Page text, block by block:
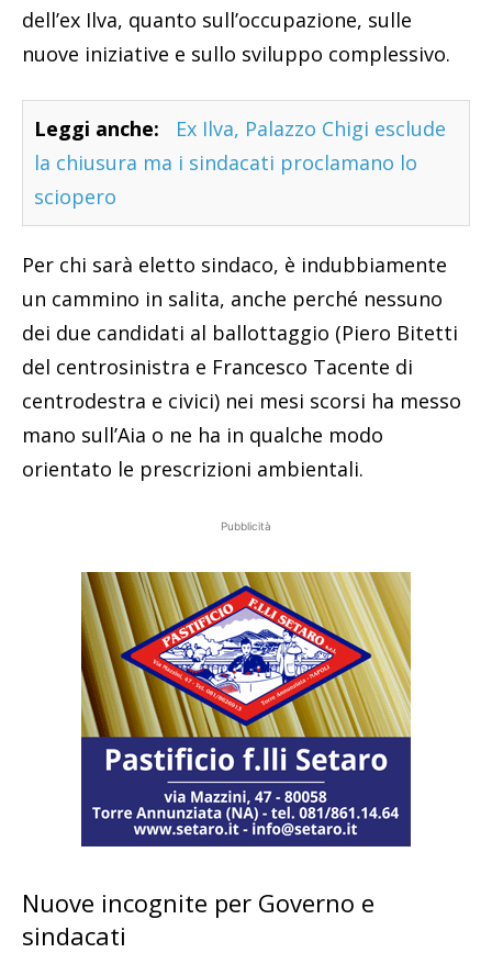
dell’ex Ilva, quanto sull’occupazione, sulle
nuove iniziative e sullo sviluppo complessivo.
Leggi anche:
Ex Ilva, Palazzo Chigi esclude
la chiusura ma i sindacati proclamano lo
sciopero
Per chi sarà eletto sindaco, è indubbiamente
un cammino in salita, anche perché nessuno
dei due candidati al ballottaggio (Piero Bitetti
del centrosinistra e Francesco Tacente di
centrodestra e civici) nei mesi scorsi ha messo
mano sull’Aia o ne ha in qualche modo
orientato le prescrizioni ambientali.
Pubblicità
Nuove incognite per Governo e
sindacati